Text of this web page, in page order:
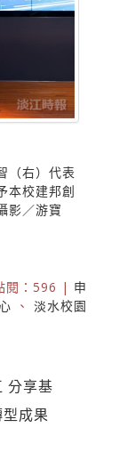
（右）代表
本校建邦創
影／游寶
閱：596 | 申
、 淡水校園
分享基
成果